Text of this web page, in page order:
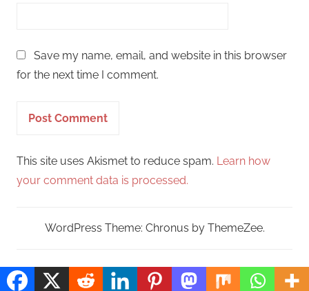
Save my name, email, and website in this browser
for the next time I comment.
This site uses Akismet to reduce spam. Learn how
your comment data is processed.
WordPress Theme: Chronus by ThemeZee.